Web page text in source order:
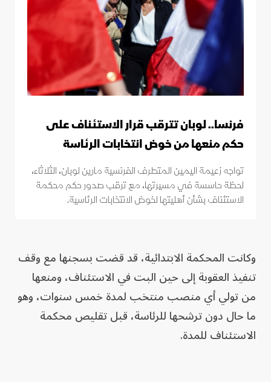
فرنسا.. لوبان تترقب قرار الاستئناف على
حكم منعها من خوض انتخابات الرئاسة
تواجه زعيمة اليمين المتطرف الفرنسية مارين لوبان، الثلاثاء،
لحظة حاسسة في مسيرتها، مع ترقب صدور حكم محكمة
الاستئناف بشأن أهليتها لخوض الانتخابات الرئاسية.
وكانت المحكمة الابتدائية، قد قضت بسجنها مع وقف
تنفيذ العقوبة إلى حين البت في الاستئناف، ومنعها
من تولي أي منصب منتخب لمدة خمس سنوات، وهو
ما حال دون ترشحها للرئاسة، قبل تقليص محكمة
الاستئناف للمدة.